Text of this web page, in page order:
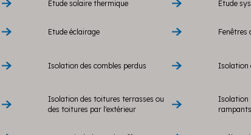
Etude solaire thermique Etude
Etude éclairage Fenêtres
Isolation des combles perdus Isolation
Isolation des toitures terrasses ou
des toitures par l'extérieur
Isolation